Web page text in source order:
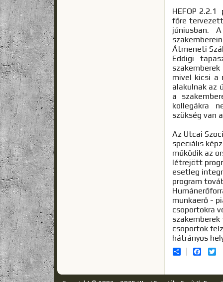
HEFOP
főre
júniusban.
Átmeneti
Eddigi
mivel kicsi a
alakulnak az
a
kollegákra
szükség van
Az Utcai
speciális
működik az
létrejött
esetleg
program
munkaerő -
csoportokra
csoportok
hátrányos
Share